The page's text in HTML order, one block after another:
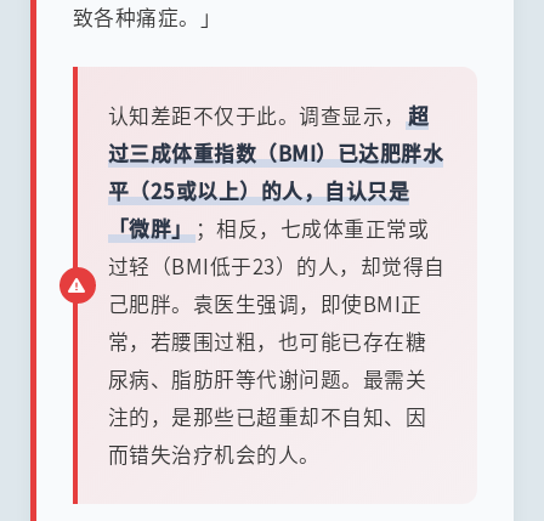
致各种痛症。」
认知差距不仅于此。调查显示， 超
过三成体重指数（BMI）已达肥胖水
平（25或以上）的人，自认只是
「微胖」；相反，七成体重正常或
过轻（BMI低于23）的人，却觉得自
己肥胖。袁医生强调，即使BMI正
常，若腰围过粗，也可能已存在糖
尿病、脂肪肝等代谢问题。最需关
注的，是那些已超重却不自知、因
而错失治疗机会的人。